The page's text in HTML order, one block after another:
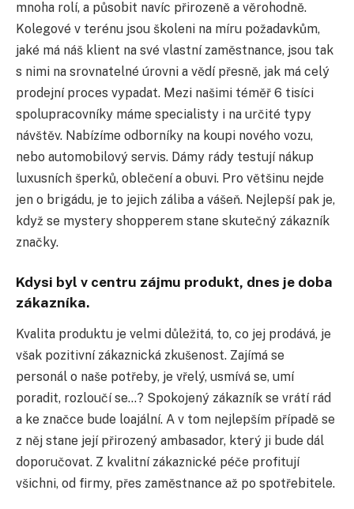
mnoha rolí, a působit navíc přirozeně a věrohodně.
Kolegové v terénu jsou školeni na míru požadavkům,
jaké má náš klient na své vlastní zaměstnance, jsou tak
s nimi na srovnatelné úrovni a vědí přesně, jak má celý
prodejní proces vypadat. Mezi našimi téměř 6 tisíci
spolupracovníky máme specialisty i na určité typy
návštěv. Nabízíme odborníky na koupi nového vozu,
nebo automobilový servis. Dámy rády testují nákup
luxusních šperků, oblečení a obuvi. Pro většinu nejde
jen o brigádu, je to jejich záliba a vášeň. Nejlepší pak je,
když se mystery shopperem stane skutečný zákazník
značky.
Kdysi byl v centru zájmu produkt, dnes je doba
zákazníka.
Kvalita produktu je velmi důležitá, to, co jej prodává, je
však pozitivní zákaznická zkušenost. Zajímá se
personál o naše potřeby, je vřelý, usmívá se, umí
poradit, rozloučí se…? Spokojený zákazník se vrátí rád
a ke značce bude loajální. A v tom nejlepším případě se
z něj stane její přirozený ambasador, který ji bude dál
doporučovat. Z kvalitní zákaznické péče profitují
všichni, od firmy, přes zaměstnance až po spotřebitele.